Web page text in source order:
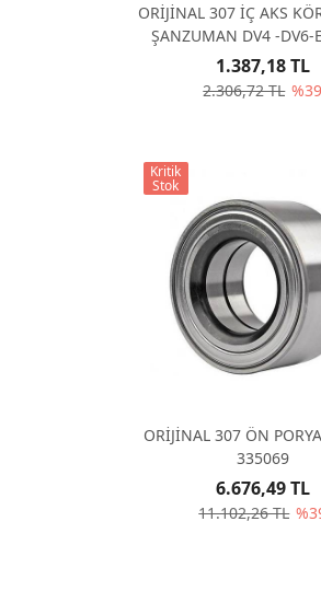
ORİJİNAL 307 İÇ AKS
ŞANZUMAN DV4 -DV6-
DW10 328781
2.306,72 TL %39
1.387,18 TL
ORİJİNAL 307 ÖN
335069
11.102,26 TL
6.676,49 TL
Kritik
Stok